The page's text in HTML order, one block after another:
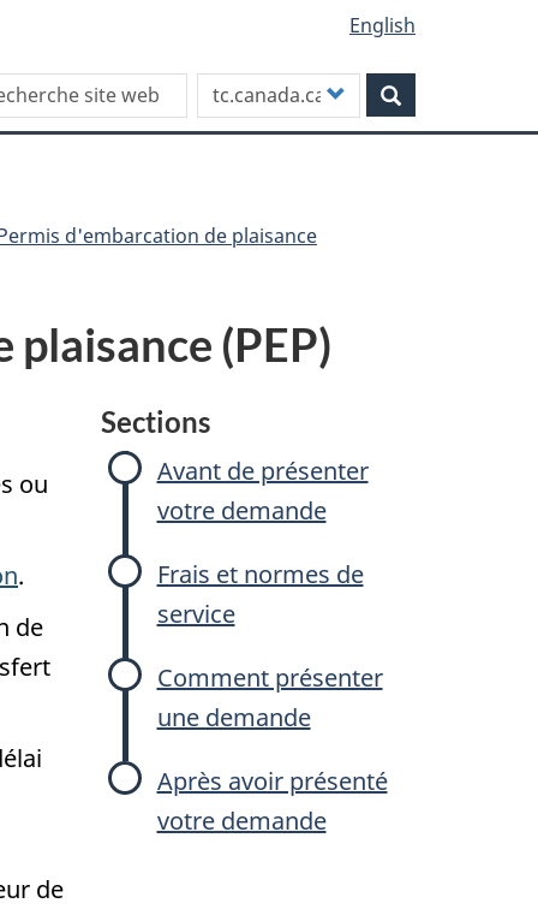
English
this site
Customize
your
search
d'embarcation de plaisance
(PEP)
ou
.
de
de
Sections
Avant de présenter
votre demande
Frais et normes de
service
Comment présenter
une demande
Après avoir présenté
votre demande